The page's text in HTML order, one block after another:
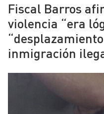
Podcasts
Lo Último
Ciudad
Radio en vivo
Tendencias
Entretención y
Fiscal Barros
violencia “era
inmigración